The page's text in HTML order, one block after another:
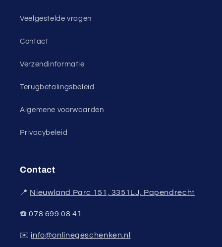
Veelgestelde vragen
Contact
Verzendinformatie
Terugbetalingsbeleid
Algemene voorwaarden
Privacybeleid
Contact
📍 Nieuwland Parc 151, 3351LJ, Papendrecht
☎️078 699 08 41
✉️ info@onlinegeschenken.nl